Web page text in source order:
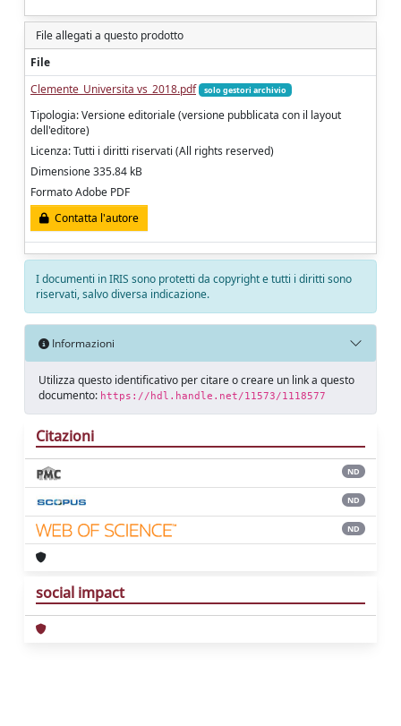
File allegati a questo prodotto
File
Clemente_Universita vs_2018.pdf
solo gestori archivio
Tipologia: Versione editoriale (versione pubblicata con il layout
dell'editore)
Licenza: Tutti i diritti riservati (All rights reserved)
Dimensione 335.84 kB
Formato Adobe PDF
Contatta l'autore
I documenti in IRIS sono protetti da copyright e tutti i diritti sono
riservati, salvo diversa indicazione.
Informazioni
Utilizza questo identificativo per citare o creare un link a questo
documento: https://hdl.handle.net/11573/1118577
Citazioni
ND
ND
ND
social impact